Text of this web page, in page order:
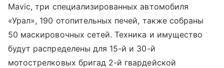
Mavic, три специализированных автомобиля
«Урал», 190 отопительных печей, также собраны
50 маскировочных сетей. Техника и имущество
будут распределены для 15-й и 30-й
мотострелковых бригад 2-й гвардейской